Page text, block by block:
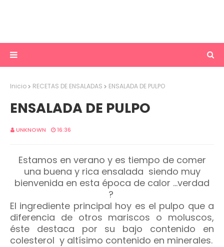
Inicio RECETAS DE ENSALADAS ENSALADA DE PULPO
ENSALADA DE PULPO
UNKNOWN 16:36
Estamos en verano y es tiempo de comer
una buena y rica ensalada siendo muy
bienvenida en esta época de calor ...verdad
?
El ingrediente principal hoy es el pulpo que a
diferencia de otros mariscos o moluscos,
éste destaca por su bajo contenido en
colesterol y altísimo contenido en minerales.